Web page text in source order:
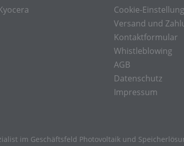
Cookie-
Versand und
Kontaktformular
Whistleblowing
AGB
Datenschutz
Impressum
im Geschäftsfeld Photovoltaik und